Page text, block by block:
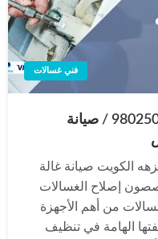
فني غسالات
فني تصليح غسالات النزهه / 98025055 / صيانة
الكويت صيانة غالة
إصلاح الغسالات
من أهم الأجهزة
الهامة في تنظيف